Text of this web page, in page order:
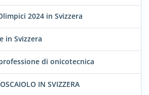
2024 in Svizzera
in Svizzera
di onicotecnica
IN SVIZZERA